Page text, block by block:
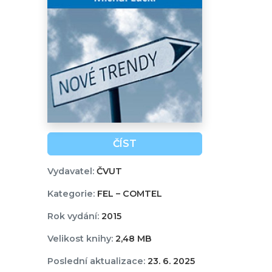
ČÍST
Vydavatel:ČVUT
Kategorie:FEL – COMTEL
Rok vydání:2015
Velikost knihy:2,48 MB
Poslední aktualizace:23. 6. 2025